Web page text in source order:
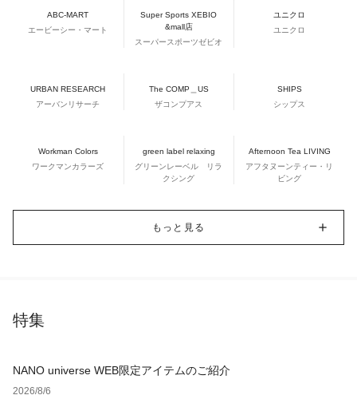
ABC-MART
エービーシー・マート
Super Sports XEBIO
&mall店
スーパースポーツゼビオ
ユニクロ
ユニクロ
URBAN RESEARCH
アーバンリサーチ
The COMP＿US
ザコンプアス
SHIPS
シップス
Workman Colors
ワークマンカラーズ
green label relaxing
グリーンレーベル リラ
クシング
Afternoon Tea LIVING
アフタヌーンティー・リ
ビング
もっと見る
特集
NANO universe WEB限定アイテムのご紹介
2026/8/6